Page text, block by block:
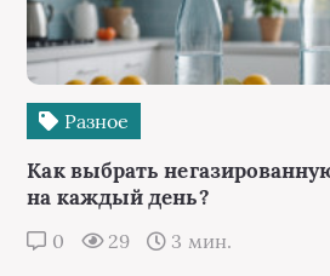
Разное
Как выбрать
на каждый день?
0 29 3 мин.